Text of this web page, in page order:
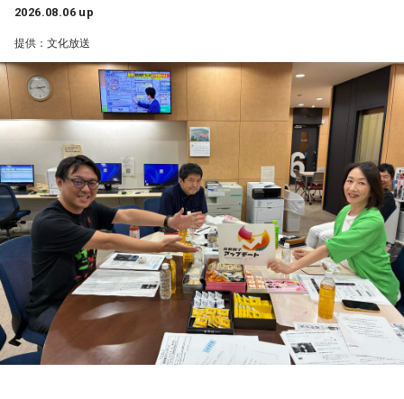
ネも関西ならではで、私も昔から観ていたので、とても楽し
きましたが、体調に気を付けて最後まで駆け抜けてくださ
い！ ずっとずっと大好きです！」（兵庫県 20歳）
◆「真夏の全国ツアー2026」大阪公演裏話
賀喜：大阪公演2日目の私は、横結びみたいなサイドテールに
してみたんです。それがリスナーちゃんも意図せずというか
お揃いだったんだね！ うれしい～！
私も生まれたところが大阪なので、大阪でのライブは特別な
んですよ。家族や親戚も観に来てくれていて、それもうれし
かったから頑張れたし、「551」も食べたし（笑）。あと、
たこ焼きも「りくろーおじさんの店」のチーズケーキも食べ
た！
それに、いつも大阪でライブをするとき、私の親戚の皆さん
がぶどうの差し入れをしてくれるの。それも食べた！ メンバ
2026.08.06 up
提供：文化放送